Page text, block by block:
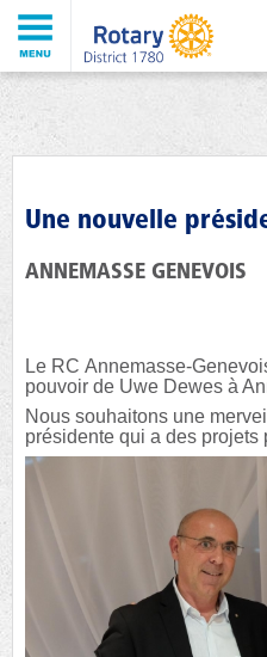
Une nouvelle
ANNEMASSE GENEVOIS
Le RC Annemasse-
pouvoir de Uwe Dewes à
Nous souhaitons une
présidente qui a des projets